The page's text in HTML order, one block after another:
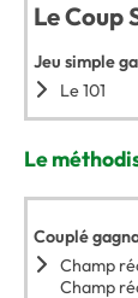
Le Coup
Jeu simple
Le 101
Le
Couplé
Champ
Champ